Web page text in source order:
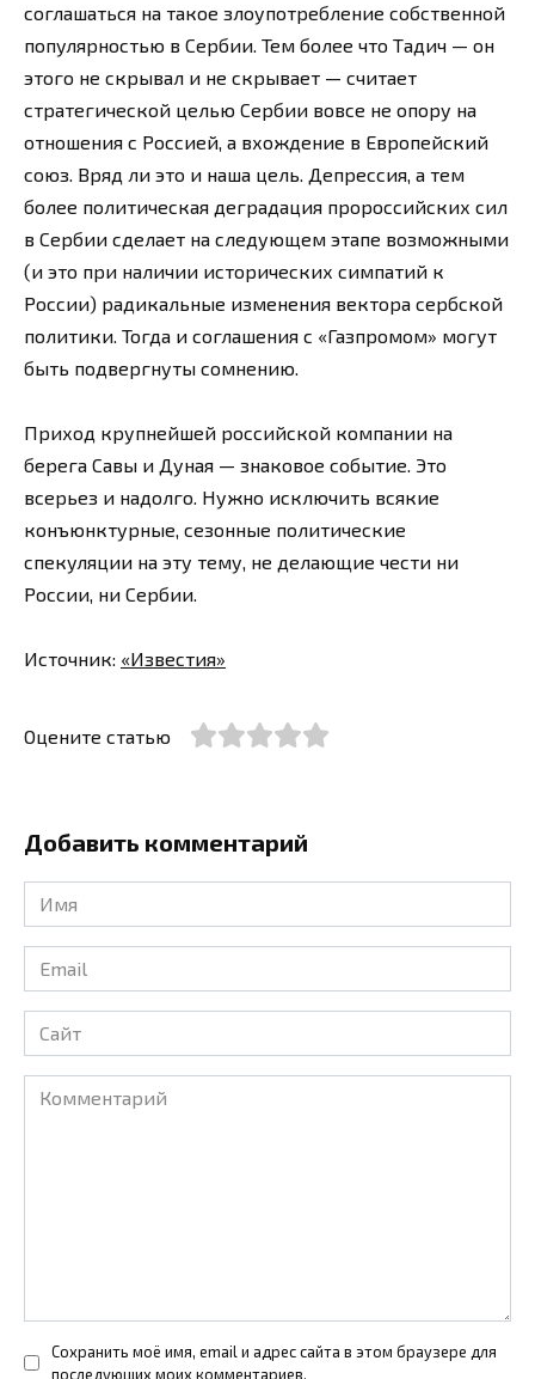
соглашаться на такое злоупотребление собственной
популярностью в Сербии. Тем более что Тадич — он
этого не скрывал и не скрывает — считает
стратегической целью Сербии вовсе не опору на
отношения с Россией, а вхождение в Европейский
союз. Вряд ли это и наша цель. Депрессия, а тем
более политическая деградация пророссийских сил
в Сербии сделает на следующем этапе возможными
(и это при наличии исторических симпатий к
России) радикальные изменения вектора сербской
политики. Тогда и соглашения с «Газпромом» могут
быть подвергнуты сомнению.
Приход крупнейшей российской компании на
берега Савы и Дуная — знаковое событие. Это
всерьез и надолго. Нужно исключить всякие
конъюнктурные, сезонные политические
спекуляции на эту тему, не делающие чести ни
России, ни Сербии.
Источник: «Известия»
Оцените статью
Добавить комментарий
Имя
*
Email
*
Сайт
Комментарий
Сохранить моё имя, email и адрес сайта в этом браузере для
последующих моих комментариев.